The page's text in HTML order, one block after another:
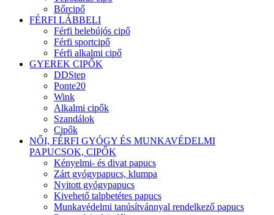
Bőrcipő
FÉRFI LÁBBELI
Férfi belebújós cipő
Férfi sportcipő
Férfi alkalmi cipő
GYEREK CIPŐK
DDStep
Ponte20
Wink
Alkalmi cipők
Szandálok
Cipők
NŐI, FÉRFI GYÓGY ÉS MUNKAVÉDELMI
PAPUCSOK, CIPŐK
Kényelmi- és divat papucs
Zárt gyógypapucs, klumpa
Nyitott gyógypapucs
Kivehető talpbetétes papucs
Munkavédelmi tanúsítvánnyal rendelkező papucs